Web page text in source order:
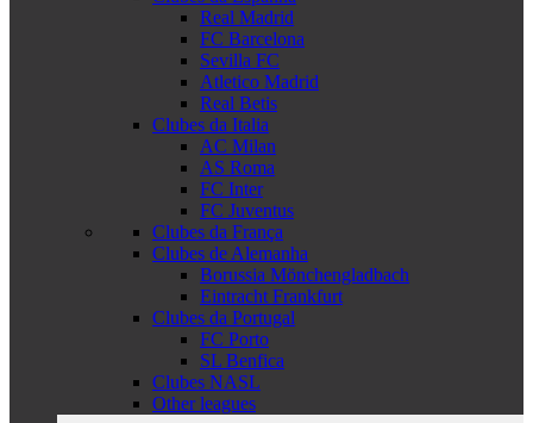
Real Madrid
FC Barcelona
Sevilla FC
Atletico Madrid
Real Betis
Clubes da Italia
AC Milan
AS Roma
FC Inter
FC Juventus
Clubes da França
Clubes de Alemanha
Borussia Mönchengladbach
Eintracht Frankfurt
Clubes da Portugal
FC Porto
SL Benfica
Clubes NASL
Other leagues